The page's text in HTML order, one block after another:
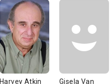
Harvey Atkin
Gisela Van